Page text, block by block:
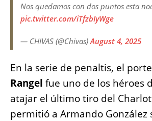
Nos quedamos con dos puntos esta
pic.twitter.com/iTfzbIyWge
— CHIVAS (@Chivas)August 4, 2025
En la serie de penaltis, el
Rangel fue uno de los héroes
atajar el último tiro del
permitió a Armando González